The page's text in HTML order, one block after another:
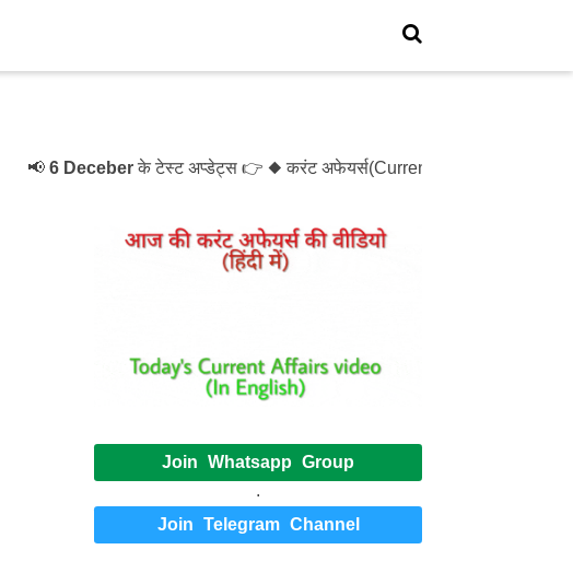
6 Deceberके टेस्ट अप्डेट्स 👉 ◆ करंट अफेयर्स(Current Affairs)- Test- 1214 ◆
Join Whatsapp Group
.
Join Telegram Channel